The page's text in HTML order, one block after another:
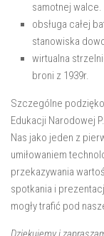
samotnej walce.
obsługa całej
stanowiska
wirtualna
broni z 1939r.
Szczególne
Edukacji Narodowej P.
Nas jako jeden z
umiłowaniem
przekazywania
spotkania i
mogły trafić pod